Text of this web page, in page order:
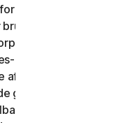
enhver software,
som en app på
til at levere
og
af, at softwaren ikke
garanti, kan du give